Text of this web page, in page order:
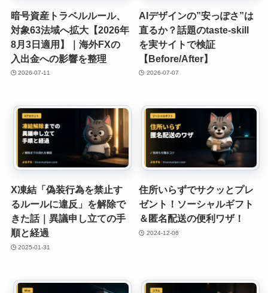
暗号資産トラベルルール、
対象63法域へ拡大【2026年
8月3日適用】｜海外FXの
入出金への影響を整理
2026-07-11
AIデザインの”安っぽさ”は
直るか？話題のtaste-skill
を実サイトで検証
【Before/After】
2026-07-07
X凍結「偽装行為を禁止す
るルールに違反」を解除で
きた話｜異議申し立ての手
順と経過
2025-01-31
住所いらずでサクッとプレ
ゼント！ソーシャルギフト
＆匿名配送の便利ワザ！
2024-12-06